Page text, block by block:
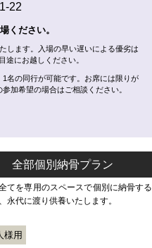
22
ください。
します。入場の早い遅いによる優劣は
途にお越しください。
名の同行が可能です。お席には限りが
加希望の場合はご相談ください。
全部個別納骨プラン
てを専用のスペースで個別に納骨する
永代に渡り供養いたします。
様用